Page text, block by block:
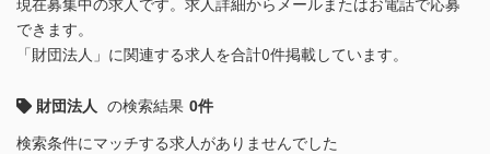
できます。
「財団法人」に関連する求人を合計0件掲載しています。
財団法人 の検索結果 0件
検索条件にマッチする求人がありませんでした